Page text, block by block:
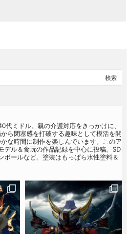
代ミドル。親の介護対応をきっかけに、
ら閉塞感を打破する趣味として模活を開
な時間に制作を楽しんでいます。このア
デル＆食玩の作品記録を中心に投稿。SD
ボールなど。塗装はもっぱら水性塗料＆